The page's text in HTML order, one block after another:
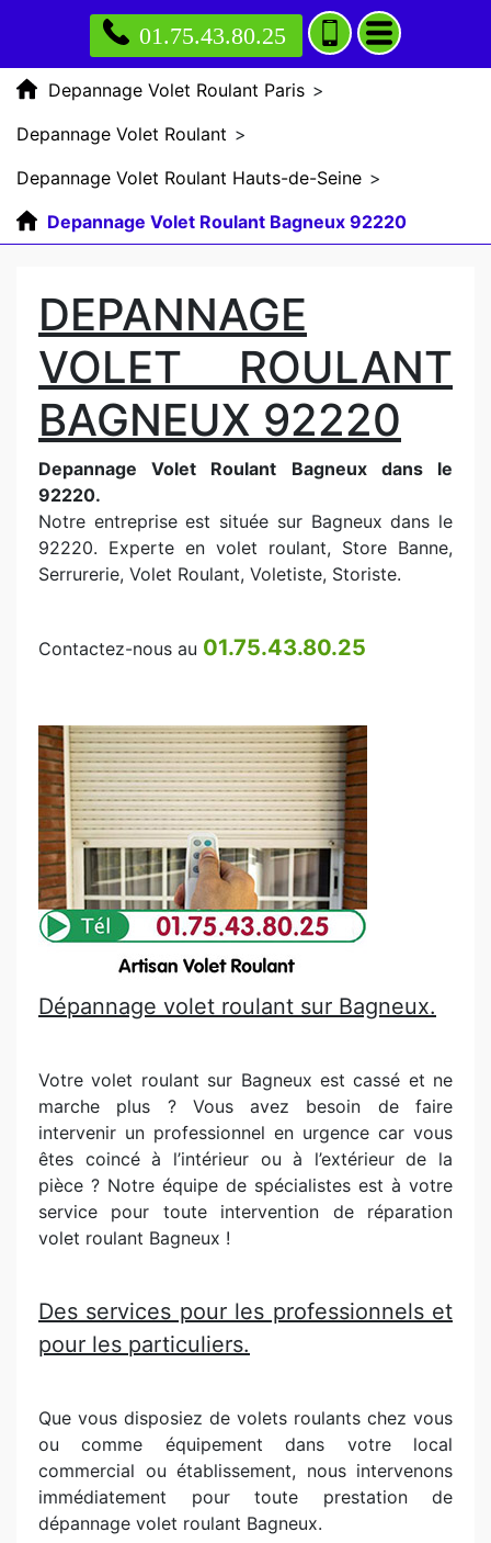
01.75.43.80.25
Depannage Volet Roulant Paris >
Depannage Volet Roulant >
Depannage Volet Roulant Hauts-de-Seine >
Depannage Volet Roulant Bagneux 92220
DEPANNAGE
VOLET ROULANT
BAGNEUX 92220
Depannage Volet Roulant Bagneux dans le
92220.
Notre entreprise est située sur Bagneux dans le
92220. Experte en volet roulant, Store Banne,
Serrurerie, Volet Roulant, Voletiste, Storiste.
Contactez-nous au 01.75.43.80.25
Dépannage volet roulant sur Bagneux.
Votre volet roulant sur Bagneux est cassé et ne
marche plus ? Vous avez besoin de faire
intervenir un professionnel en urgence car vous
êtes coincé à l’intérieur ou à l’extérieur de la
pièce ? Notre équipe de spécialistes est à votre
service pour toute intervention de réparation
volet roulant Bagneux !
Des services pour les professionnels et
pour les particuliers.
Que vous disposiez de volets roulants chez vous
ou comme équipement dans votre local
commercial ou établissement, nous intervenons
immédiatement pour toute prestation de
dépannage volet roulant Bagneux.